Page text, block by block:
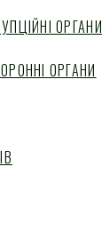
ОРГАНИ
ОРГАНИ